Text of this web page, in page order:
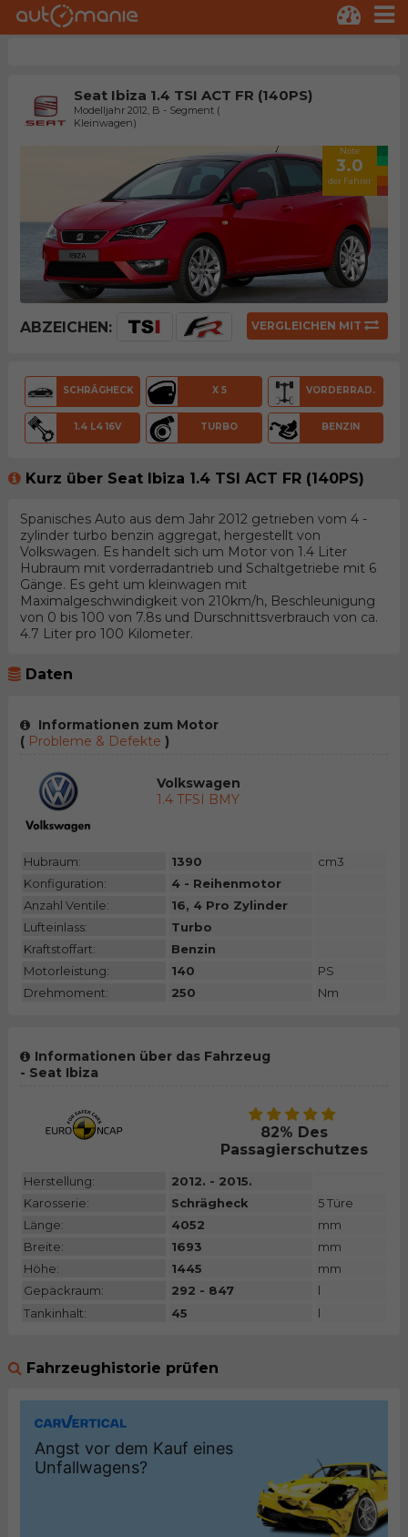
Seat Ibiza 1.4 TSI ACT FR (140PS)
Modelljahr 2012, B - Segment (
Kleinwagen)
Note
3.0
der Fahrer
ABZEICHEN: VERGLEICHEN MIT
SCHRÄGHECK X 5 VORDERRAD.
1.4 L4 16V TURBO BENZIN
Kurz über Seat Ibiza 1.4 TSI ACT FR (140PS)
Spanisches Auto aus dem Jahr 2012 getrieben vom 4 -
zylinder turbo benzin aggregat, hergestellt von
Volkswagen. Es handelt sich um Motor von 1.4 Liter
Hubraum mit vorderradantrieb und Schaltgetriebe mit 6
Gänge. Es geht um kleinwagen mit
Maximalgeschwindigkeit von 210km/h, Beschleunigung
von 0 bis 100 von 7.8s und Durschnittsverbrauch von ca.
4.7 Liter pro 100 Kilometer.
Daten
Informationen zum Motor
(Probleme & Defekte )
Volkswagen
1.4 TFSI BMY
Hubraum: 1390
cm3
Konfiguration:
4 - Reihenmotor
Anzahl Ventile:
16, 4 Pro Zylinder
Lufteinlass:
Turbo
Kraftstoffart:
Benzin
Motorleistung:
140
PS
Drehmoment:
250 Nm
Informationen über das Fahrzeug
- Seat Ibiza
82% Des
Passagierschutzes
Herstellung:
2012. - 2015.
Karosserie:
Schrägheck
5 Türe
Länge:
4052
mm
Breite:
1693
mm
Höhe:
1445
mm
Gepäckraum:
292 - 847
l
Tankinhalt:
45 l
Fahrzeughistorie prüfen